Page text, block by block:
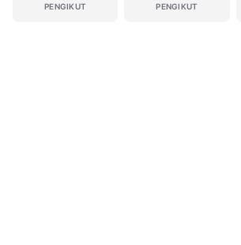
PENGIKUT PENGIKUT